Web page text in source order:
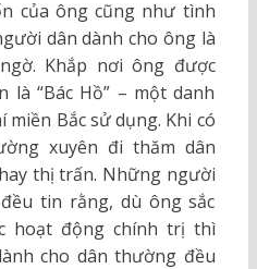
của ông cũng như tình
dân dành cho ông là
Khắp nơi ông được
“Bác Hồ” – một danh
Bắc sử dụng. Khi có
xuyên đi thăm dân
thị trấn. Những người
tin rằng, dù ông sắc
hoạt động chính trị thì
cho dân thường đều